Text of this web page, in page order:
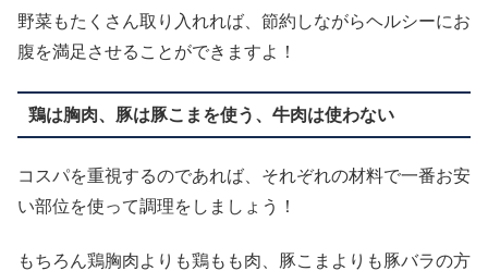
野菜もたくさん取り入れれば、節約しながらヘルシーにお
腹を満足させることができますよ！
鶏は胸肉、豚は豚こまを使う、牛肉は使わない
コスパを重視するのであれば、それぞれの材料で一番お安
い部位を使って調理をしましょう！
もちろん鶏胸肉よりも鶏もも肉、豚こまよりも豚バラの方